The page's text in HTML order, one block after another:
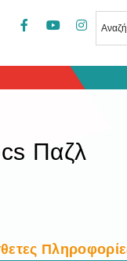
Παζλ